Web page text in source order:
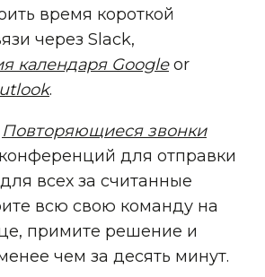
время короткой
через Slack,
календаря Googleor
.
Повторяющиеся звонки
для отправки
всех за считанные
всю свою команду на
примите решение и
чем за десять минут.